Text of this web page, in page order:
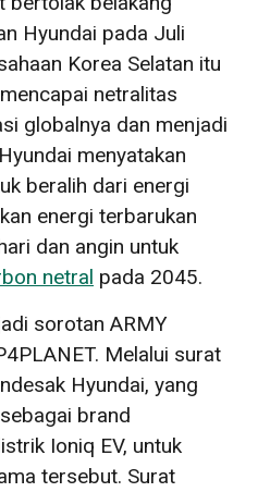
Hyundai pada Juli
Korea Selatan itu
netralitas
globalnya dan menjadi
menyatakan
beralih dari energi
energi terbarukan
dan angin untuk
netral pada 2045.
sorotan ARMY
Melalui surat
Hyundai, yang
brand
Ioniq EV, untuk
tersebut. Surat